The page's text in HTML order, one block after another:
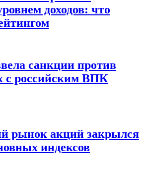
доходов: что
санкции против
с российским ВПК
рынок акций закрылся
индексов